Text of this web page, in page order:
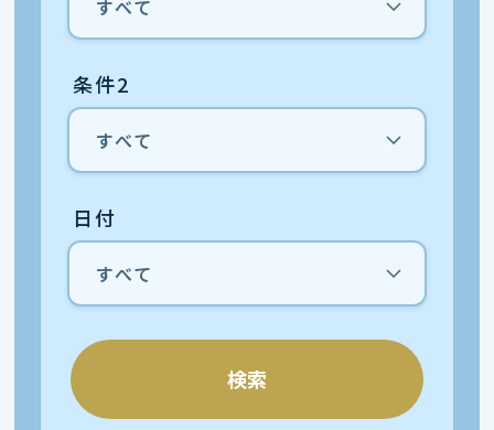
条件2
日付
検索